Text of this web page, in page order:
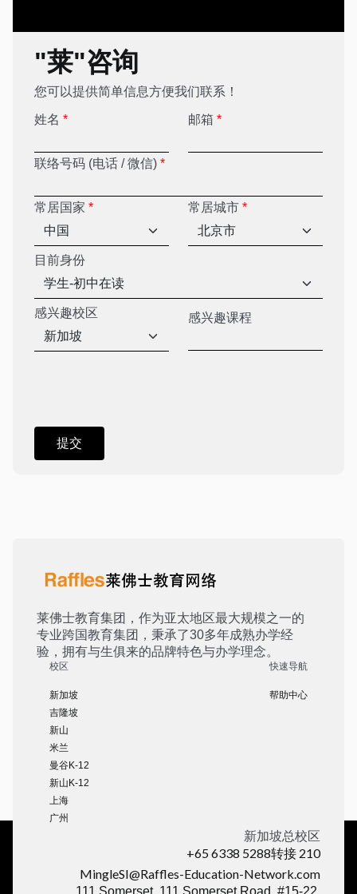
"莱"咨询
您可以提供简单信息方便我们联系！
姓名 * 邮箱 *
联络号码 (电话 / 微信) *
常居国家 * 常居城市 *
目前身份
感兴趣校区 感兴趣课程
莱佛士教育集团，作为亚太地区最大规模之一的
专业跨国教育集团，秉承了30多年成熟办学经
验，拥有与生俱来的品牌特色与办学理念。
校区
新加坡
吉隆坡
新山
米兰
曼谷K-12
新山K-12
上海
广州
快速导航
帮助中心
新加坡总校区
+65 6338 5288转接 210
MingleSI@Raffles-Education-Network.com